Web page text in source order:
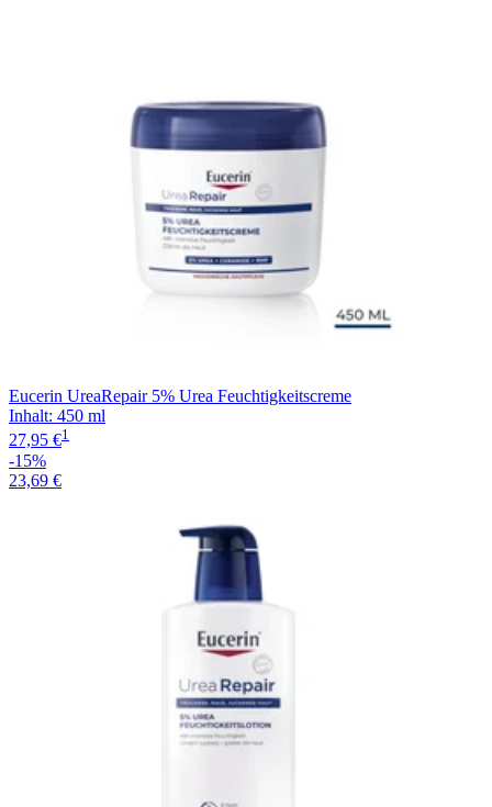
Eucerin UreaRepair 5% Urea Feuchtigkeitscreme
Inhalt: 450 ml
27,95 €1
-15%
23,69 €